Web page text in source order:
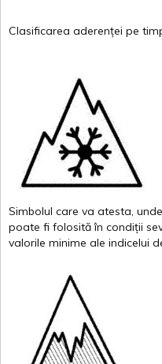
Clasificarea aderenței pe
Simbolul care va atesta, unde
poate fi folosită în condiții
valorile minime ale indicelui